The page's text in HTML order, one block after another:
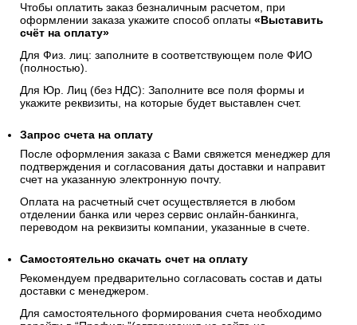
Чтобы оплатить заказ безналичным расчетом, при
оформлении заказа укажите способ оплаты «Выставить
счёт на оплату»
Для Физ. лиц: заполните в соответствующем поле ФИО
(полностью).
Для Юр. Лиц (без НДС): Заполните все поля формы и
укажите реквизиты, на которые будет выставлен счет.
Запрос счета на оплату
После оформления заказа с Вами свяжется менеджер для
подтверждения и согласования даты доставки и направит
счет на указанную электронную почту.
Оплата на расчетный счет осуществляется в любом
отделении банка или через сервис онлайн-банкинга,
переводом на реквизиты компании, указанные в счете.
Самостоятельно скачать счет на оплату
Рекомендуем предварительно согласовать состав и даты
доставки с менеджером.
Для самостоятельного формирования счета необходимо